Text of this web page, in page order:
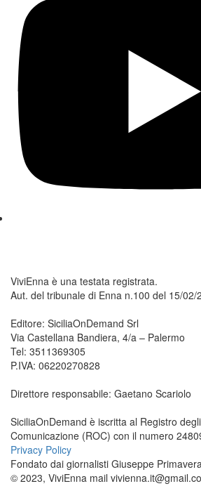
ViviEnna è una testata registrata.
Aut. del tribunale di Enna n.100 del 15/02/
Editore: SiciliaOnDemand Srl
Via Castellana Bandiera, 4/a – Palermo
Tel: 3511369305
P.IVA: 06220270828
Direttore responsabile: Gaetano Scariolo
SiciliaOnDemand è iscritta al Registro
Comunicazione (ROC) con il numero
Privacy Policy
Fondato dai giornalisti Giuseppe
© 2023, ViviEnna mail